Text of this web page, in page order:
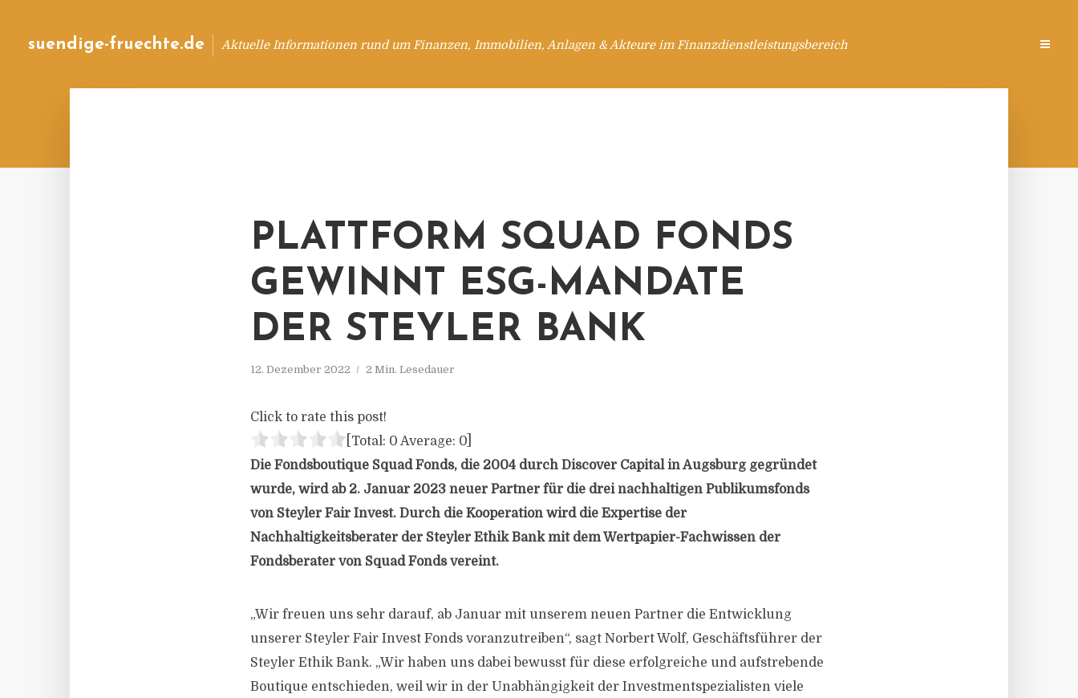
suendige-fruechte.de Aktuelle Informationen rund um Finanzen, Immobilien, Anlagen & Akteure im Finanzdienstleistungsbereich
PLATTFORM SQUAD FONDS
GEWINNT ESG-MANDATE
DER STEYLER BANK
12. Dezember 2022 2 Min. Lesedauer
Click to rate this post!
[Total: 0 Average: 0
Die Fondsboutique Squad Fonds, die 2004 durch Discover Capital in Augsburg gegründet
wurde, wird ab 2. Januar 2023 neuer Partner für die drei nachhaltigen Publikumsfonds
von Steyler Fair Invest. Durch die Kooperation wird die Expertise der
Nachhaltigkeitsberater der Steyler Ethik Bank mit dem Wertpapier-Fachwissen der
Fondsberater von Squad Fonds vereint.
„Wir freuen uns sehr darauf, ab Januar mit unserem neuen Partner die Entwicklung
unserer Steyler Fair Invest Fonds voranzutreiben“, sagt Norbert Wolf, Geschäftsführer der
Steyler Ethik Bank. „Wir haben uns dabei bewusst für diese erfolgreiche und aufstrebende
Boutique entschieden, weil wir in der Unabhängigkeit der Investmentspezialisten viele